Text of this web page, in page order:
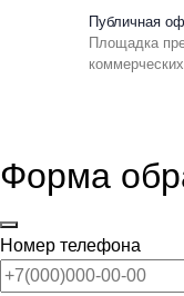
Публичная
Площадка
Форма
Номер телефона